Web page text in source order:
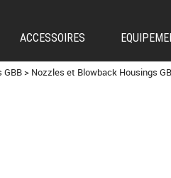
ACCESSOIRES
GBB> Nozzles et Blowback Housings